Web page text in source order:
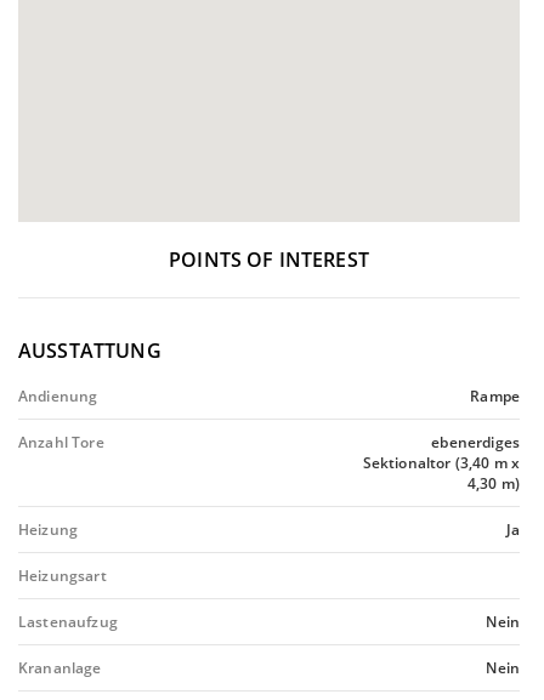
POINTS OF INTEREST
AUSSTATTUNG
Andienung Rampe
Anzahl Tore
ebenerdiges
Sektionaltor (3,40 m x
4,30 m)
Heizung Ja
Heizungsart
Lastenaufzug Nein
Krananlage Nein